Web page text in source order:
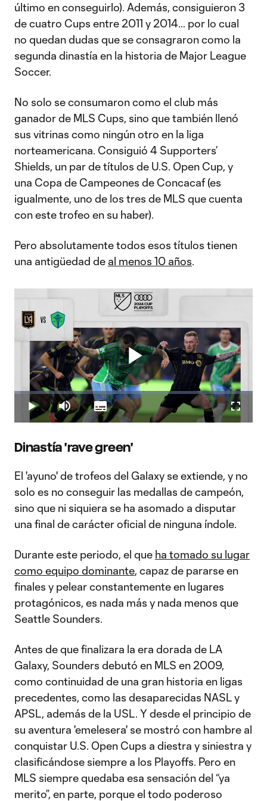
último en conseguirlo). Además, consiguieron 3
de cuatro Cups entre 2011 y 2014… por lo cual
no quedan dudas que se consagraron como la
segunda dinastía en la historia de Major League
Soccer.
No solo se consumaron como el club más
ganador de MLS Cups, sino que también llenó
sus vitrinas como ningún otro en la liga
norteamericana. Consiguió 4 Supporters’
Shields, un par de títulos de U.S. Open Cup, y
una Copa de Campeones de Concacaf (es
igualmente, uno de los tres de MLS que cuenta
con este trofeo en su haber).
Pero absolutamente todos esos títulos tienen
una antigüedad de al menos 10 años.
Play
Play Mute
Loaded:
2.45%
Subtitles
Dinastía 'rave green'
El 'ayuno' de trofeos del Galaxy se extiende, y no
solo es no conseguir las medallas de campeón,
sino que ni siquiera se ha asomado a disputar
una final de carácter oficial de ninguna índole.
Durante este periodo, el que ha tomado su lugar
como equipo dominante, capaz de pararse en
finales y pelear constantemente en lugares
protagónicos, es nada más y nada menos que
Seattle Sounders.
Antes de que finalizara la era dorada de LA
Galaxy, Sounders debutó en MLS en 2009,
como continuidad de una gran historia en ligas
precedentes, como las desaparecidas NASL y
APSL, además de la USL. Y desde el principio de
su aventura 'emelesera' se mostró con hambre al
conquistar U.S. Open Cups a diestra y siniestra y
clasificándose siempre a los Playoffs. Pero en
MLS siempre quedaba esa sensación del “ya
merito”, en parte, porque el todo poderoso